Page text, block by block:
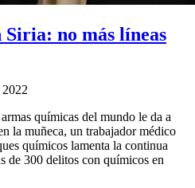
no más líneas
químicas del mundo le da a
la muñeca, un trabajador médico
químicos lamenta la continua
de 300 delitos con químicos en